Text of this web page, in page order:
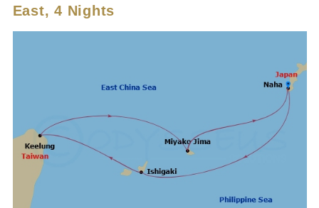
East, 4 Nights